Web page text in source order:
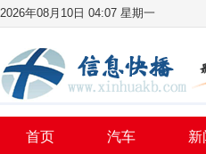
2026年08月10日 04:07 星期一
首页 汽车 新